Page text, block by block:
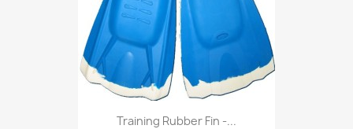
Training Rubber Fin -...